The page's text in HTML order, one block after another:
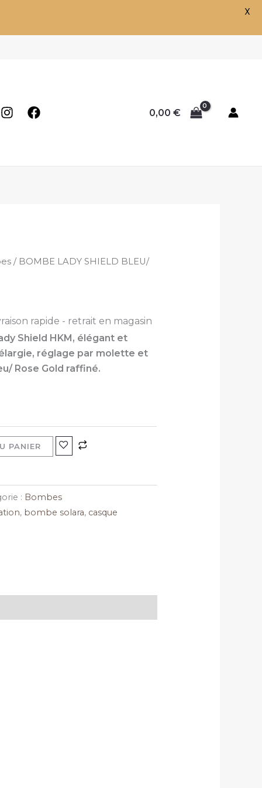
0,00 €
/ BOMBE LADY SHIELD BLEU/
rapide - retrait en magasin
Shield HKM, élégant et
réglage par molette et
Rose Gold raffiné.
PANIER
: Bombes
, bombe solara, casque
X